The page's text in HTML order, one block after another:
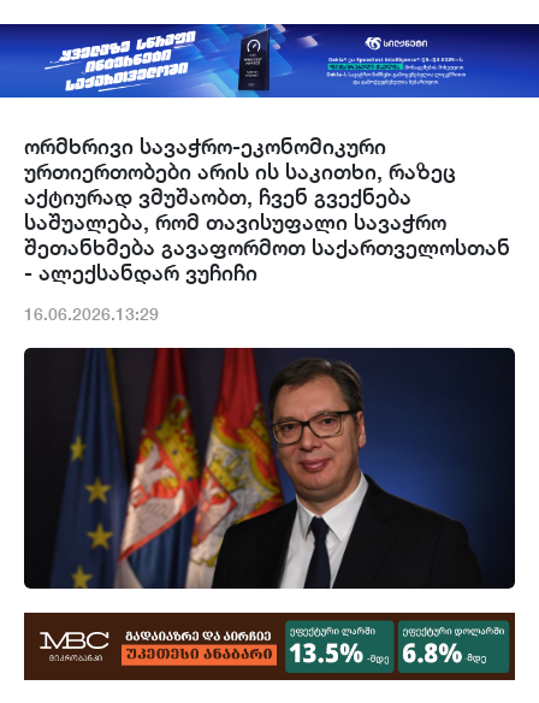
ორმხრივი სავაჭრო-ეკონომიკური
ურთიერთობები არის ის საკითხი, რაზეც
აქტიურად ვმუშაობთ, ჩვენ გვექნება
საშუალება, რომ თავისუფალი სავაჭრო
შეთანხმება გავაფორმოთ საქართველოსთან
- ალექსანდარ ვუჩიჩი
16.06.2026.13:29